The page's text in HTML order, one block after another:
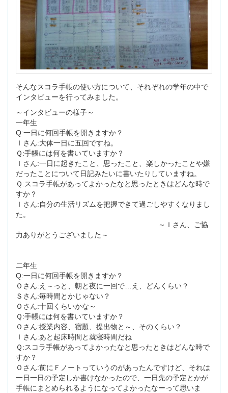
そんなスコラ手帳の使い方について、それぞれの学年の中で
インタビューを行ってみました。
～インタビューの様子～
一年生
Q:一日に何回手帳を開きますか？
Ｉさん:大体一日に五回ですね。
Ｑ:手帳には何を書いていますか？
Ｉさん:一日に起きたこと、思ったこと、楽しかったことや嫌
だったことについて日記みたいに書いたりしていますね。
Ｑ:スコラ手帳があってよかったなと思ったときはどんな時で
すか？
Ｉさん:自分の生活リズムを把握できて過ごしやすくなりまし
た。
～Ｉさん、ご協
力ありがとうございました～
二年生
Q:一日に何回手帳を開きますか？
Ｏさん:え～っと、朝と夜に一回で…え、どんくらい？
Ｓさん:毎時間とかじゃない？
Ｏさん:十回くらいかな～
Ｑ:手帳には何を書いていますか？
Ｏさん:授業内容、宿題、提出物と～、そのくらい？
Ｉさん:あと起床時間と就寝時間だね
Ｑ:スコラ手帳があってよかったなと思ったときはどんな時で
すか？
Ｏさん:前にＦノートっていうのがあったんですけど、それは
一日一日の予定しか書けなかったので、一日先の予定とかが
手帳にまとめられるようになってよかったなーって思いま